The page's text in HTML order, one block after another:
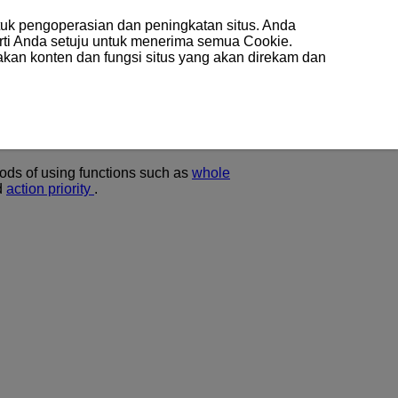
of using functions such as whole
action priority .
pengoperasian dan peningkatan situs. Anda
Anda setuju untuk menerima semua Cookie.
konten dan fungsi situs yang akan direkam dan